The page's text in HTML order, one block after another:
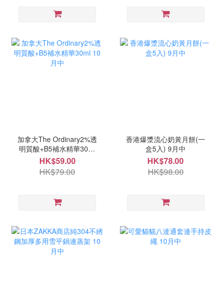
加拿大The Ordinary2%透
明質酸+B5補水精華30ml
10月中
HK$59.00
HK$79.00
香港爆漿流心奶黃月餅(一
盒5入) 9月中
HK$78.00
HK$98.00